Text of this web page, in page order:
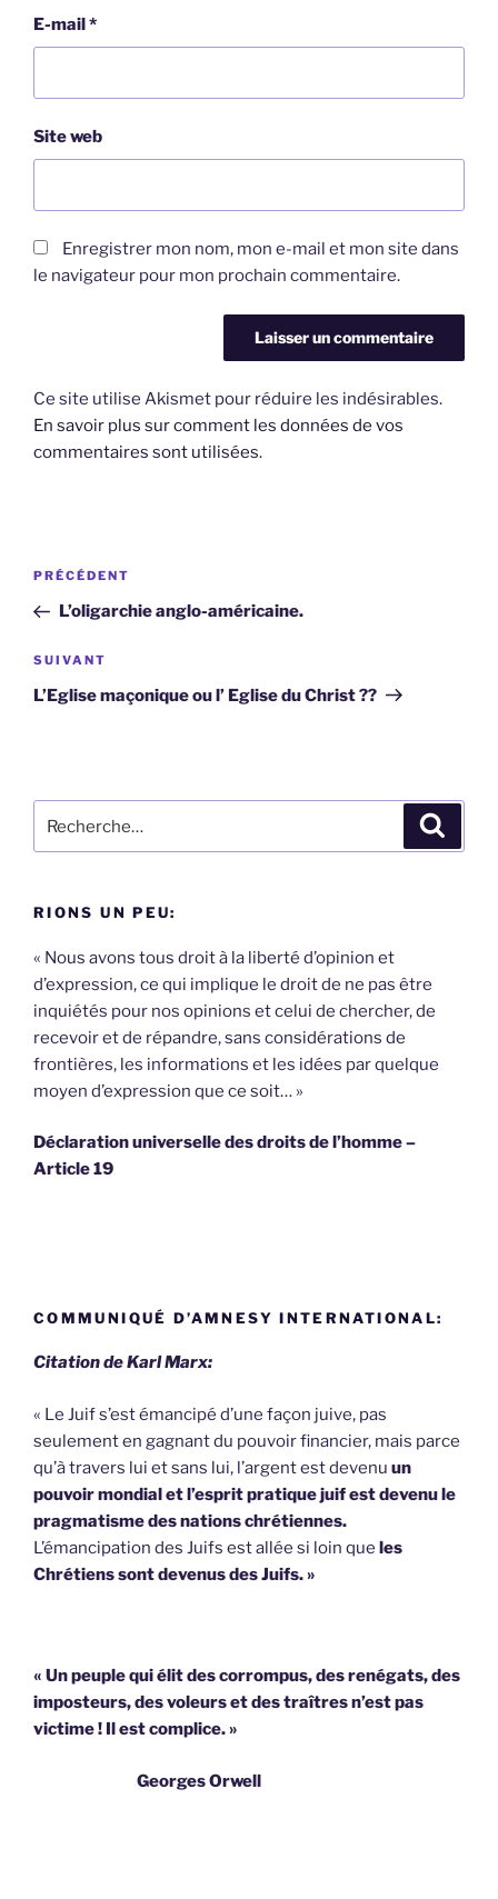
E-mail*
Site web
Enregistrer mon nom, mon e-mail et mon site dans
le navigateur pour mon prochain commentaire.
Ce site utilise Akismet pour réduire les indésirables.
En savoir plus sur comment les données de vos
commentaires sont utilisées.
Navigation
l’article
Article
précédent
PRÉCÉDENT
L’oligarchie anglo-américaine.
Article
suivant
SUIVANT
L’Eglise maçonique ou l’ Eglise du Christ ??
pour
RIONS UN PEU:
« Nous avons tous droit à la liberté d’opinion et
d’expression, ce qui implique le droit de ne pas être
inquiétés pour nos opinions et celui de chercher, de
recevoir et de répandre, sans considérations de
frontières, les informations et les idées par quelque
moyen d’expression que ce soit… »
Déclaration universelle des droits de l’homme –
Article 19
COMMUNIQUÉ D’AMNESY INTERNATIONAL:
Citation de Karl Marx:
« Le Juif s’est émancipé d’une façon juive, pas
seulement en gagnant du pouvoir financier, mais parce
qu’à travers lui et sans lui, l’argent est devenu un
pouvoir mondial et l’esprit pratique juif est devenu le
pragmatisme des nations chrétiennes.
L’émancipation des Juifs est allée si loin que les
Chrétiens sont devenus des Juifs. »
« Un peuple qui élit des corrompus, des renégats, des
imposteurs, des voleurs et des traîtres n’est pas
victime ! Il est complice. »
Georges Orwell